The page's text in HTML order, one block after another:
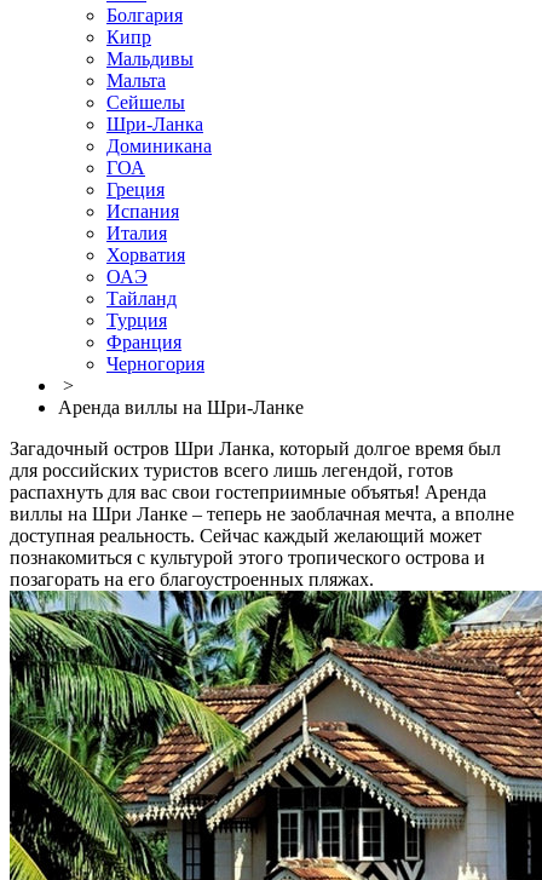
Болгария
Кипр
Мальдивы
Мальта
Сейшелы
Шри-Ланка
Доминикана
ГОА
Греция
Испания
Италия
Хорватия
ОАЭ
Тайланд
Турция
Франция
Черногория
>
Аренда виллы на Шри-Ланке
Загадочный остров Шри Ланка, который долгое время был
для российских туристов всего лишь легендой, готов
распахнуть для вас свои гостеприимные объятья! Аренда
виллы на Шри Ланке – теперь не заоблачная мечта, а вполне
доступная реальность. Сейчас каждый желающий может
познакомиться с культурой этого тропического острова и
позагорать на его благоустроенных пляжах.